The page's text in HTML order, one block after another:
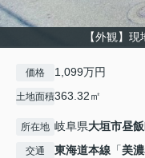
【外観】
価格 1,099万円
土地面積363.32㎡
所在地 岐阜県大垣市昼
交通 東海道本線 「美